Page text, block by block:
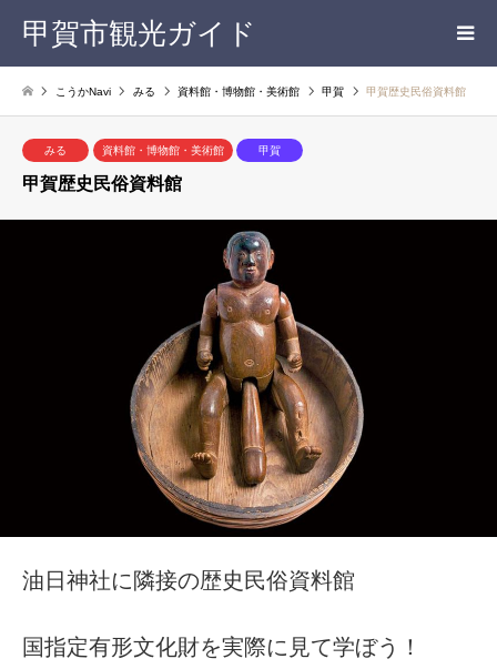
甲賀市観光ガイド
こうかNavi みる 資料館・博物館・美術館 甲賀 甲賀歴史民俗資料館
みる 資料館・博物館・美術館 甲賀
甲賀歴史民俗資料館
油日神社に隣接の歴史民俗資料館
国指定有形文化財を実際に見て学ぼう！